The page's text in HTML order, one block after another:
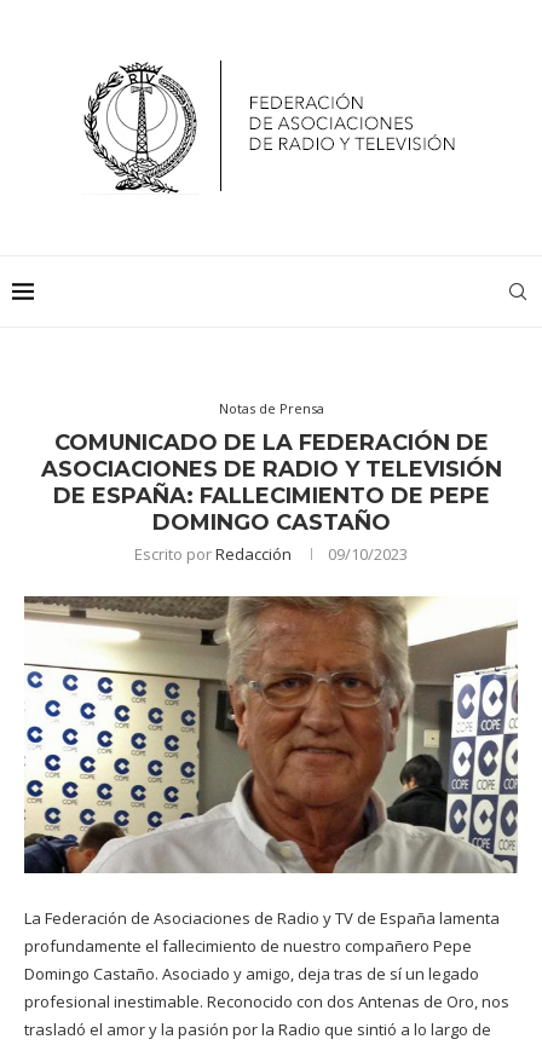
Notas de Prensa
COMUNICADO DE LA FEDERACIÓN DE
ASOCIACIONES DE RADIO Y TELEVISIÓN
DE ESPAÑA: FALLECIMIENTO DE PEPE
DOMINGO CASTAÑO
Escrito porRedacción 09/10/2023
La Federación de Asociaciones de Radio y TV de España lamenta
profundamente el fallecimiento de nuestro compañero Pepe
Domingo Castaño. Asociado y amigo, deja tras de sí un legado
profesional inestimable. Reconocido con dos Antenas de Oro, nos
trasladó el amor y la pasión por la Radio que sintió a lo largo de